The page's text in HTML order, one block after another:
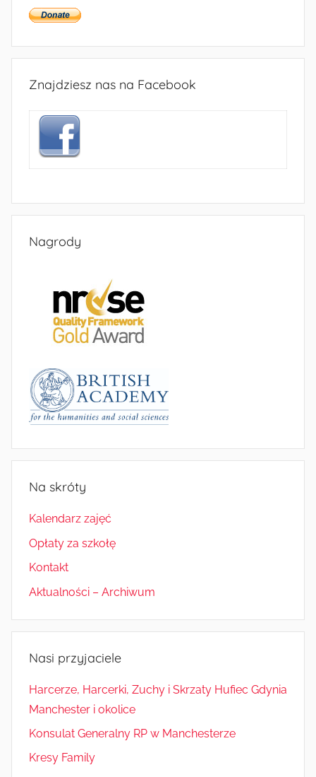
Znajdziesz nas na Facebook
Nagrody
Na skróty
Kalendarz zajęć
Opłaty za szkołę
Kontakt
Aktualności – Archiwum
Nasi przyjaciele
Harcerze, Harcerki, Zuchy i Skrzaty Hufiec Gdynia
Manchester i okolice
Konsulat Generalny RP w Manchesterze
Kresy Family